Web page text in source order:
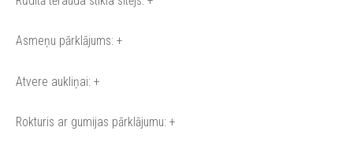
Asmeņu pārklājums: +
Atvere aukliņai: +
Rokturis ar gumijas pārklājumu: +